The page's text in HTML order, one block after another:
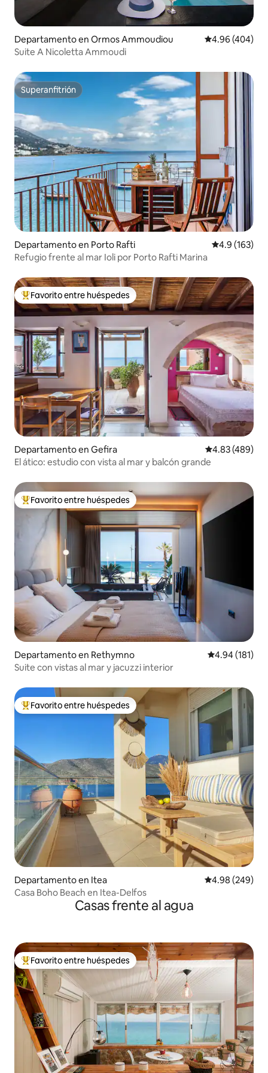
Departamento en Ormos Ammoudiou Calificación
4.96 (404)
Suite A Nicoletta Ammoudi
Superanfitrión
Superanfitrión
Departamento en Porto Rafti Calificación
4.9 (163)
Refugio frente al mar Ioli por Porto Rafti Marina
De los mejores en Favorito entre huéspedes
Favorito entre huéspedes
Departamento en Gefira Calificación
4.83 (489)
El ático: estudio con vista al mar y balcón grande
De los mejores en Favorito entre huéspedes
Favorito entre huéspedes
Departamento en Rethymno Calificación
4.94 (181)
Suite con vistas al mar y jacuzzi interior
De los mejores en Favorito entre huéspedes
Favorito entre huéspedes
Departamento en Itea Calificación
4.98 (249)
Casa Boho Beach en Itea-Delfos
Casas frente al agua
De los mejores en Favorito entre huéspedes
Favorito entre huéspedes